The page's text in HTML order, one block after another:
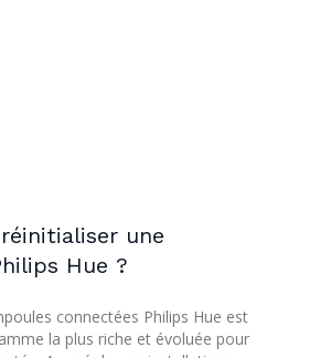
une
Hue ?
connectées Philips Hue est
la plus riche et évoluée pour